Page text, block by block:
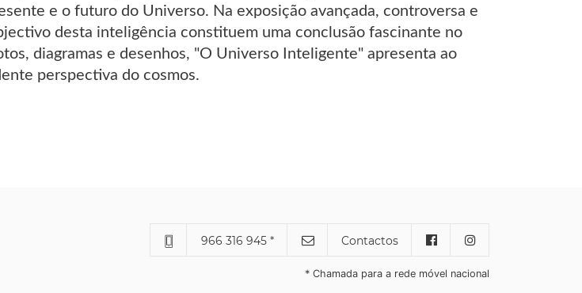
e o futuro do Universo. Na exposição avançada, controversa e
desta inteligência constituem uma conclusão fascinante no
diagramas e desenhos, "O Universo Inteligente" apresenta ao
perspectiva do cosmos.
966 316 945 * Contactos
* Chamada para a rede móvel nacional